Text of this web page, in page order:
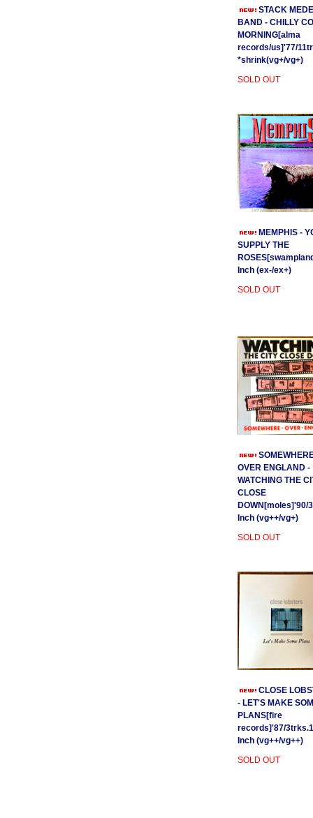
STACK
BAND - CHILLY
MORNING[alma
records/us]'77/
*shrink(vg+/vg+)
SOLD OUT
MEMPHIS -
SUPPLY THE
Inch (ex-/ex+)
SOLD OUT
OVER ENGLAND -
WATCHING THE
CLOSE
DOWN[moles]'90/
Inch (vg++/vg+)
SOLD OUT
CLOSE
- LET'S MAKE
PLANS[fire
records]'87/
Inch (vg++/vg++)
SOLD OUT